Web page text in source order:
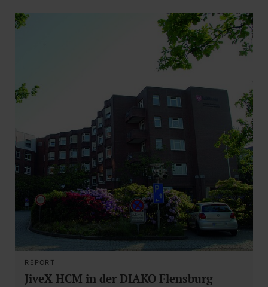
REPORT
JiveX HCM in der DIAKO Flensburg